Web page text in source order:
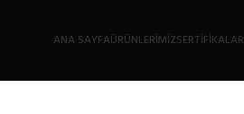
ANA SAYFAÜRÜNLERİMİZSERTIFIKALAR